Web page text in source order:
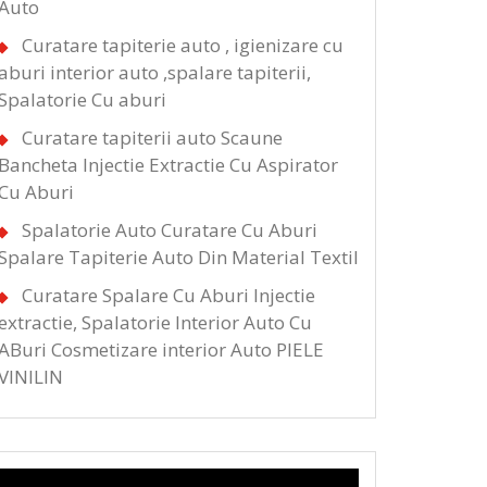
Curatare tapiterie auto , igienizare cu
interior auto ,spalare tapiterii,
Cu aburi
Curatare tapiterii auto Scaune
Injectie Extractie Cu Aspirator
Aburi
Spalatorie Auto Curatare Cu Aburi
Tapiterie Auto Din Material Textil
Curatare Spalare Cu Aburi Injectie
Spalatorie Interior Auto Cu
Cosmetizare interior Auto PIELE